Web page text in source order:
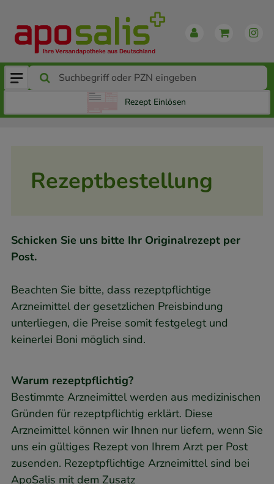
Rezept Einlösen
Rezeptbestellung
Schicken Sie uns bitte Ihr Originalrezept per
Post.
Beachten Sie bitte, dass rezeptpflichtige
Arzneimittel der gesetzlichen Preisbindung
unterliegen, die Preise somit festgelegt und
keinerlei Boni möglich sind.
Warum rezeptpflichtig?
Bestimmte Arzneimittel werden aus medizinischen
Gründen für rezeptpflichtig erklärt. Diese
Arzneimittel können wir Ihnen nur liefern, wenn Sie
uns ein gültiges Rezept von Ihrem Arzt per Post
zusenden. Rezeptpflichtige Arzneimittel sind bei
ApoSalis mit dem Zusatz